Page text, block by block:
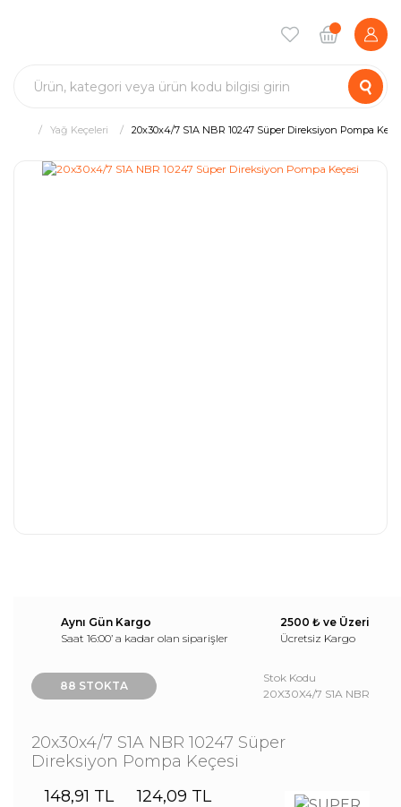
Yağ Keçeleri 20x30x4/7 S1A NBR 10247 Süper Direksiyon Pompa
Aynı Gün Kargo
Saat 16:00’ a kadar olan siparişler
2500 ₺ ve Üzeri
Ücretsiz Kargo
88 STOKTA
Stok Kodu
20X30X4/7 S1A NBR
20x30x4/7 S1A NBR 10247 Süper
Direksiyon Pompa Keçesi
148,91 TL
124,09 TL